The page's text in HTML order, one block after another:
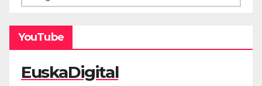
YouTube
EuskaDigital